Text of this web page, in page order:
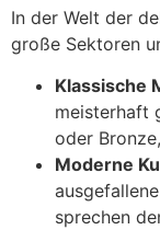
In der Welt der
große Sektoren
Klassische
meisterhaft
oder
Moderne
sprechen